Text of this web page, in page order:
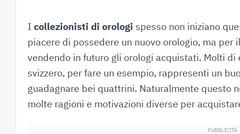
I collezionisti di orologi spesso non iniziano
piacere di possedere un nuovo orologio, ma per
vendendo in futuro gli orologi acquistati. Molti
svizzero, per fare un esempio, rappresenti un
guadagnare bei quattrini. Naturalmente questo
molte ragioni e motivazioni diverse per